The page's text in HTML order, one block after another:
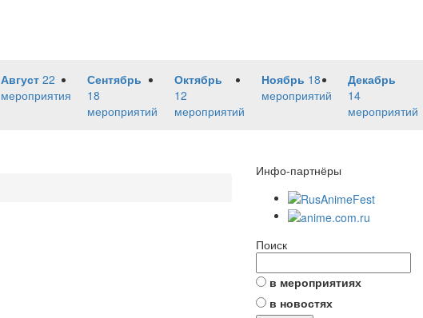
Август 22
мероприятия
Сентябрь
18
мероприятий
Октябрь
12
мероприятий
Ноябрь 18
мероприятий
Декабрь
14
мероприятий
Инфо-партнёры
Поиск
в мероприятиях
в новостях